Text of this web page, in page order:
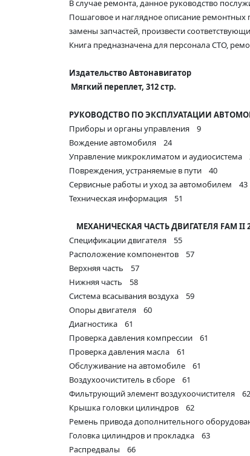
В случае ремонта, данное руководство
Пошаговое и наглядное описание
замены запчастей, произвести
Книга предназначена для персонала СТО,
Издательство Автонавигатор
Мягкий переплет, 312 стр.
РУКОВОДСТВО ПО ЭКСПЛУАТАЦИИ
Приборы и органы управления 9
Вождение автомобиля 24
Управление микроклиматом и аудиосистема
Повреждения, устраняемые в пути 40
Сервисные работы и уход за автомобилем 43
Техническая информация 51
МЕХАНИЧЕСКАЯ ЧАСТЬ ДВИГАТЕЛЯ FAM II
Спецификации двигателя 55
Расположение компонентов 57
Верхняя часть 57
Нижняя часть 58
Система всасывания воздуха 59
Опоры двигателя 60
Диагностика 61
Проверка давления компрессии 61
Проверка давления масла 61
Обслуживание на автомобиле 61
Воздухоочиститель в сборе 61
Фильтрующий элемент воздухоочистителя 62
Крышка головки цилиндров 62
Ремень привода дополнительного
Головка цилиндров и прокладка 63
Распредвалы 66